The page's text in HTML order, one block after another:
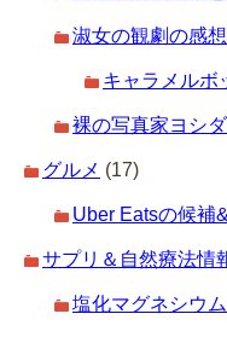
淑女の観劇の感想
キャラメルボ
裸の写真家ヨシ
グルメ (17)
Uber Eatsの候補
サプリ＆自然療法情
塩化マグネシウム